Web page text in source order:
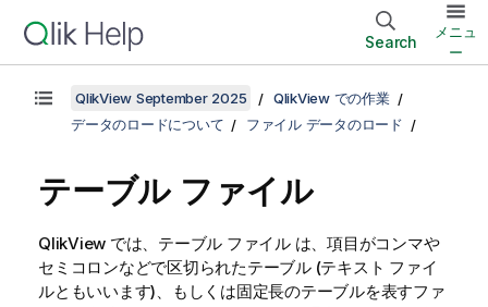
Search
メニュ
ー
QlikView September 2025
QlikView での作業
データのロードについて
ファイル データのロード
テーブル ファイル
QlikView では、 テーブル ファイルは、項目がコンマや
セミコロンなどで区切られたテーブル (テキスト ファイ
ルともいいます)、もしくは固定長のテーブルを表すファ